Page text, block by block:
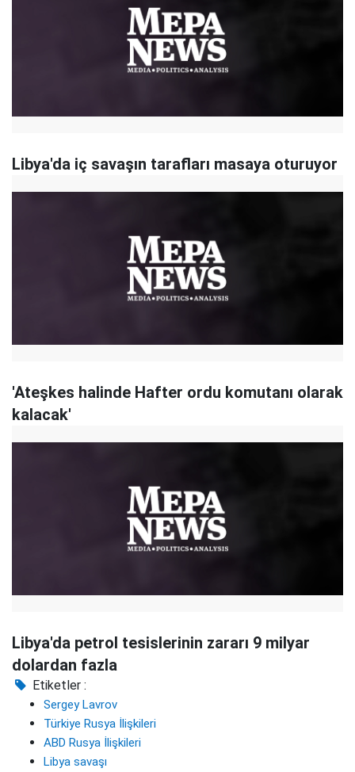
Libya'da iç savaşın tarafları masaya oturuyor
'Ateşkes halinde Hafter ordu komutanı olarak
kalacak'
Libya'da petrol tesislerinin zararı 9 milyar
dolardan fazla
Etiketler :
Sergey Lavrov
Türkiye Rusya İlişkileri
ABD Rusya İlişkileri
Libya savaşı